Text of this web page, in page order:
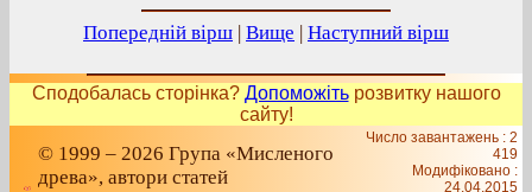
Попередній вірш | Вище | Наступний вірш
Сподобалась сторінка? Допоможітьрозвитку нашого
сайту!
© 1999 – 2026 Група «Мисленого
древа», автори статей
Число завантажень : 2
419
Модифіковано :
24.04.2015